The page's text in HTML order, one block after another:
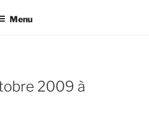
Menu